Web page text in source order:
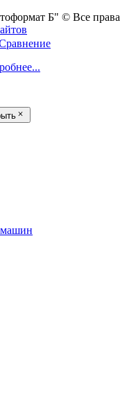
Б" © Все права
машин